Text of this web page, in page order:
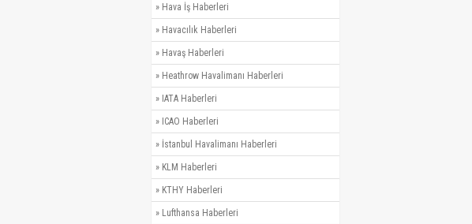
» Hava İş Haberleri
» Havacılık Haberleri
» Havaş Haberleri
» Heathrow Havalimanı Haberleri
» IATA Haberleri
» ICAO Haberleri
» İstanbul Havalimanı Haberleri
» KLM Haberleri
» KTHY Haberleri
» Lufthansa Haberleri